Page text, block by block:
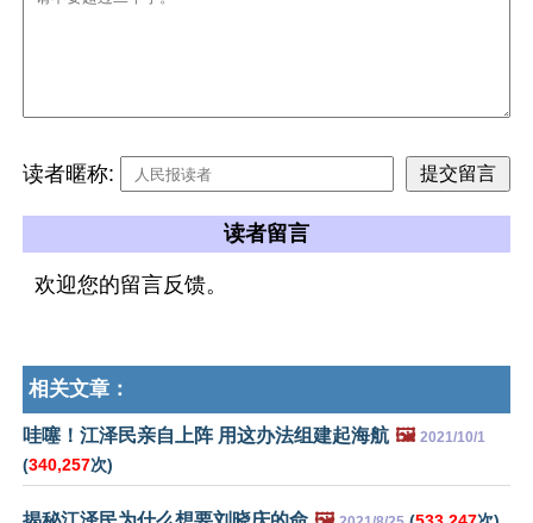
读者暱称:
读者留言
欢迎您的留言反馈。
相关文章：
哇噻！江泽民亲自上阵 用这办法组建起海航 🖼️ 2021/10/1
(340,257次)